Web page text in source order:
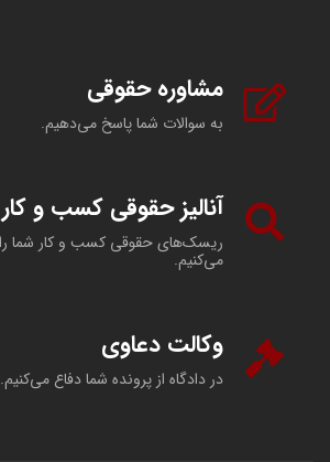
مشاوره حقوقی
به سوالات شما پاسخ می‌دهیم.
آنالیز حقوقی کسب و کار
ریسک‌های حقوقی کسب و کار شما را
می‌کنیم.
وکالت دعاوی
در دادگاه از پرونده شما دفاع می‌کنیم.